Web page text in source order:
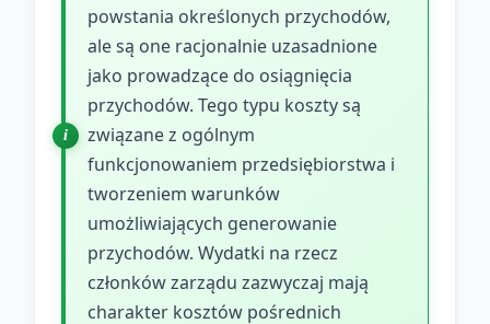
powstania określonych przychodów,
ale są one racjonalnie uzasadnione
jako prowadzące do osiągnięcia
przychodów. Tego typu koszty są
związane z ogólnym
funkcjonowaniem przedsiębiorstwa i
tworzeniem warunków
umożliwiających generowanie
przychodów. Wydatki na rzecz
członków zarządu zazwyczaj mają
charakter kosztów pośrednich